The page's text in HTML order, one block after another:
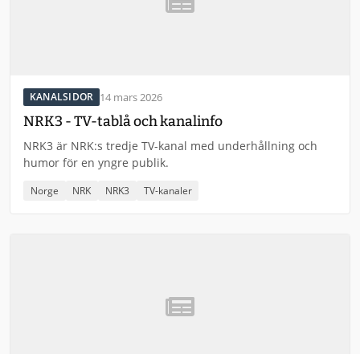
KANALSIDOR 14 mars 2026
NRK3 - TV-tablå och kanalinfo
NRK3 är NRK:s tredje TV-kanal med underhållning och
humor för en yngre publik.
Norge NRK NRK3 TV-kanaler